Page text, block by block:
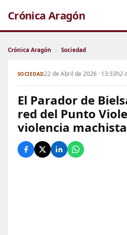
Crónica Aragón
Crónica Aragón › Sociedad
SOCIEDAD22 de Abril de 2026 · 13:33h2
El Parador de
red del Punto
violencia machista